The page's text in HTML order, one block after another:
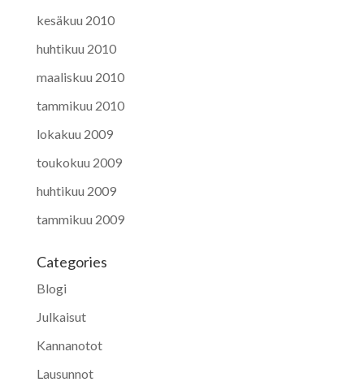
kesäkuu 2010
huhtikuu 2010
maaliskuu 2010
tammikuu 2010
lokakuu 2009
toukokuu 2009
huhtikuu 2009
tammikuu 2009
Categories
Blogi
Julkaisut
Kannanotot
Lausunnot